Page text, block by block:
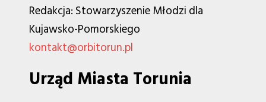
Redakcja: Stowarzyszenie Młodzi dla
Kujawsko-Pomorskiego
kontakt@orbitorun.pl
Urząd Miasta Torunia